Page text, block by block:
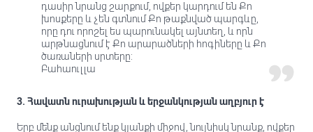
դասիր նրանց շարքում, ովքեր կարդում են Քո
խոսքերը և չեն գտնում Քո թաքնված պարգևը,
որը դու որոշել ես պարունակել այնտեղ, և որն
արթնացնում է Քո արարածների հոգիները և Քո
ծառաների սրտերը:
Բահաուլլա
3. Հավատն ուրախության և երջանկության աղբյուր է
Երբ մենք անցնում ենք կյանքի միջով, նույնիսկ նրանք, ովքեր